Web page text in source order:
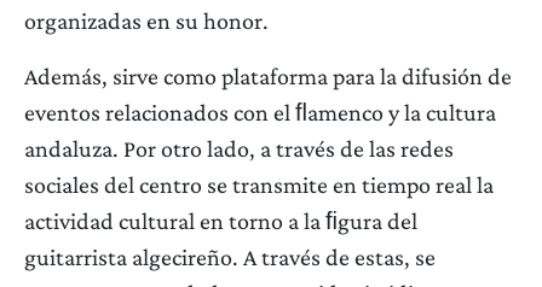
organizadas en su honor.
Además, sirve como plataforma para la difusión de
eventos relacionados con el ﬂamenco y la cultura
andaluza. Por otro lado, a través de las redes
sociales del centro se transmite en tiempo real la
actividad cultural en torno a la ﬁgura del
guitarrista algecireño. A través de estas, se